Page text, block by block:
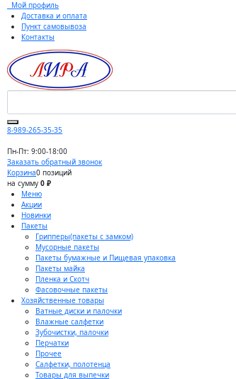
Мой профиль
Доставка и оплата
Пункт самовывоза
Контакты
8-989-265-35-35
Пн-Пт: 9:00-18:00
Заказать обратный звонок
Корзина0 позиций
на сумму 0 ₽
Меню
Акции
Новинки
Пакеты
Грипперы(пакеты с замком)
Мусорные пакеты
Пакеты бумажные и Пищевая упаковка
Пакеты майка
Пленка и Скотч
Фасовочные пакеты
Хозяйственные товары
Ватные диски и палочки
Влажные салфетки
Зубочистки, палочки
Перчатки
Прочее
Салфетки, полотенца
Товары для выпечки